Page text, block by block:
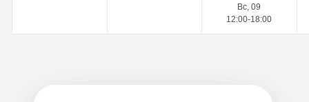
Вс, 09
12:00-18:00